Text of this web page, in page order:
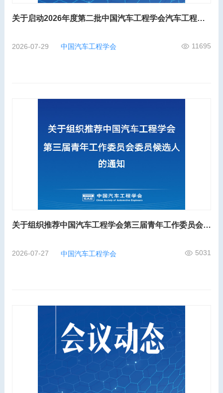
关于启动2026年度第二批中国汽车工程学会汽车工程师工程能力评价的通知
2026-07-29 中国汽车工程学会 11695
关于组织推荐中国汽车工程学会第三届青年工作委员会委员候选人的通知
2026-07-27 中国汽车工程学会 5031